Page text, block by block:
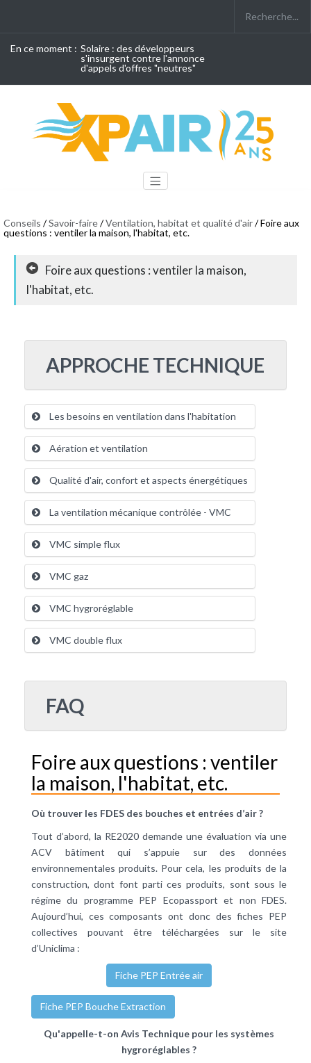
En ce moment : Solaire : des développeurs
s'insurgent contre l'annonce
d'appels d'offres "neutres"
Conseils /Savoir-faire/Ventilation, habitat et qualité d'air/ Foire aux
questions : ventiler la maison, l'habitat, etc.
Foire aux questions : ventiler la maison,
l'habitat, etc.
APPROCHE TECHNIQUE
Les besoins en ventilation dans l'habitation
Aération et ventilation
Qualité d'air, confort et aspects énergétiques
La ventilation mécanique contrôlée - VMC
VMC simple flux
VMC gaz
VMC hygroréglable
VMC double flux
FAQ
Foire aux questions : ventiler
la maison, l'habitat, etc.
Où trouver les FDES des bouches et entrées d’air ?
Tout d’abord, la RE2020 demande une évaluation via une
ACV bâtiment qui s’appuie sur des données
environnementales produits. Pour cela, les produits de la
construction, dont font parti ces produits, sont sous le
régime du programme PEP Ecopassport et non FDES.
Aujourd’hui, ces composants ont donc des fiches PEP
collectives pouvant être téléchargées sur le site
d’Uniclima :
Fiche PEP Entrée air
Fiche PEP Bouche Extraction
Qu'appelle-t-on Avis Technique pour les systèmes
hygroréglables ?